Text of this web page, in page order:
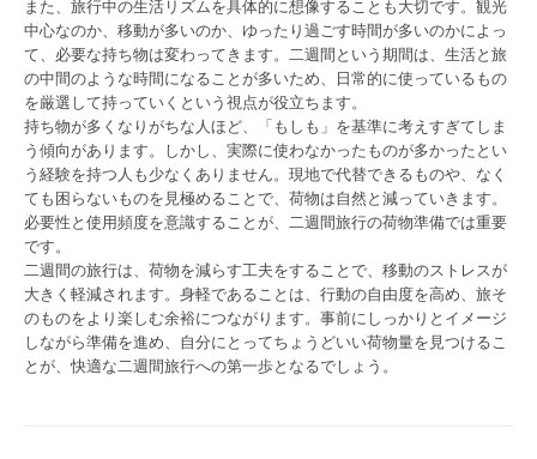
また、旅行中の生活リズムを具体的に想像することも大切です。観光
中心なのか、移動が多いのか、ゆったり過ごす時間が多いのかによっ
て、必要な持ち物は変わってきます。二週間という期間は、生活と旅
の中間のような時間になることが多いため、日常的に使っているもの
を厳選して持っていくという視点が役立ちます。
持ち物が多くなりがちな人ほど、「もしも」を基準に考えすぎてしま
う傾向があります。しかし、実際に使わなかったものが多かったとい
う経験を持つ人も少なくありません。現地で代替できるものや、なく
ても困らないものを見極めることで、荷物は自然と減っていきます。
必要性と使用頻度を意識することが、二週間旅行の荷物準備では重要
です。
二週間の旅行は、荷物を減らす工夫をすることで、移動のストレスが
大きく軽減されます。身軽であることは、行動の自由度を高め、旅そ
のものをより楽しむ余裕につながります。事前にしっかりとイメージ
しながら準備を進め、自分にとってちょうどいい荷物量を見つけるこ
とが、快適な二週間旅行への第一歩となるでしょう。